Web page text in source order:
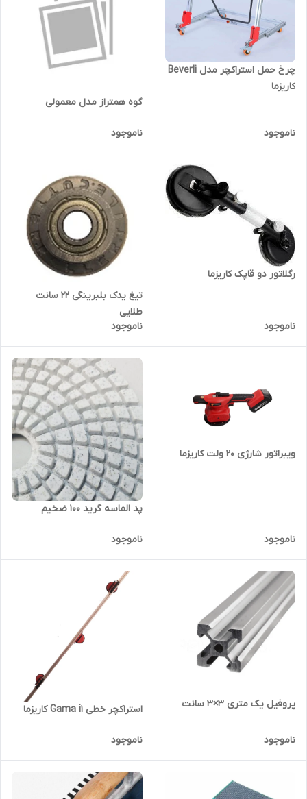
چرخ حمل استراکچر مدل Beverli
کاریزما
ناموجود
گوه همتراز مدل معمولی
ناموجود
رگلاتور دو قاپک کاریزما
ناموجود
تیغ یدک بلبرینگی 22 سانت
طلایی
ناموجود
ویبراتور شارژی ۲۰ ولت کاریزما
ناموجود
پد الماسه گرید 100 ضخیم
ناموجود
پروفیل یک متری 3×3 سانت
ناموجود
استراکچر خطی Gama i1 کاریزما
ناموجود